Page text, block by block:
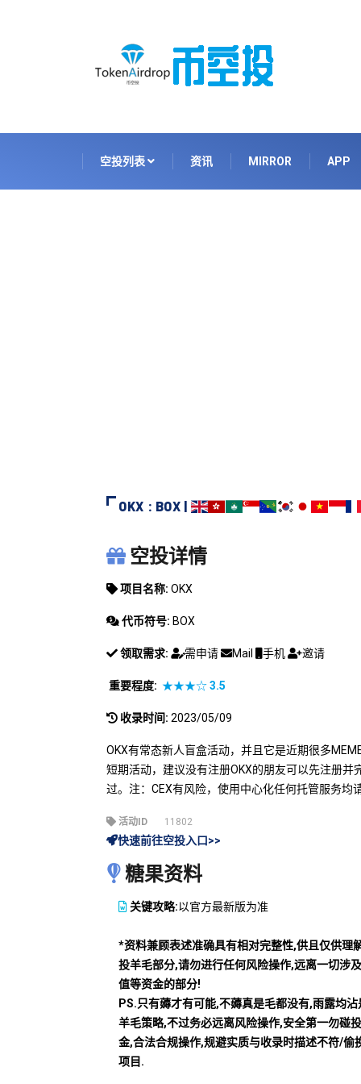
空投列表 资讯 MIRROR APP
OKX : BOX |
OKX
空投详情
项目名称: OKX
代币符号: BOX
领取需求: 需申请 Mail 手机 邀请
重要程度: ★★★☆3.5
收录时间: 2023/05/09
OKX有常态新人盲盒活动，并且它是近期很多
短期活动，建议没有注册OKX的朋友可以先注册
过。注：CEX有风险，使用中心化任何托管服务均
活动ID 11802
快速前往空投入口>>
糖果资料
关键攻略:以官方最新版为准
*资料兼顾表述准确具有相对完整性,供且仅供理
投羊毛部分,请勿进行任何风险操作,远离一切涉
值等资金的部分!
PS.只有薅才有可能,不薅真是毛都没有,雨露均沾
羊毛策略,不过务必远离风险操作,安全第一勿碰
金,合法合规操作,规避实质与收录时描述不符/偷
项目.